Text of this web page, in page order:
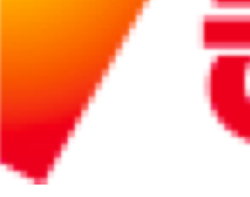
社」と「主治医」のすれ違いをなくすため、
4者連携の体制を整えるポイントを紹介しま
るにはログインが必要です。